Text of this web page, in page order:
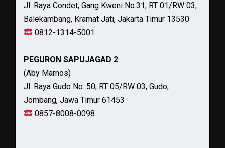
Jl. Raya Condet, Gang Kweni No.31, RT 01/RW 03,
Balekambang, Kramat Jati, Jakarta Timur 13530
0812-1314-5001
PEGURON SAPUJAGAD 2
(Aby Marnos)
Jl. Raya Gudo No. 50, RT 05/RW 03, Gudo,
Jombang, Jawa Timur 61453
0857-8008-0098